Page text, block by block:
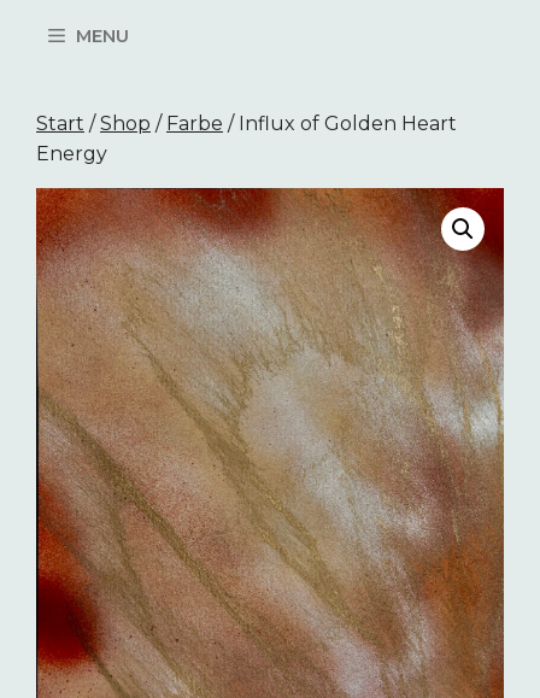
MENU
Start /Shop / Farbe / Influx of Golden Heart
Energy